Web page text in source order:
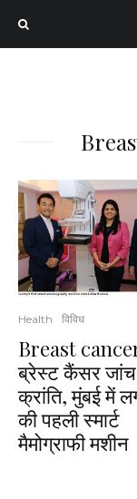
Health विविध
Breast
ब्रेस्ट कैंसर
क्रांति, मुंबई में
की पहली स्मार्ट
मैमोग्राफी मशीन